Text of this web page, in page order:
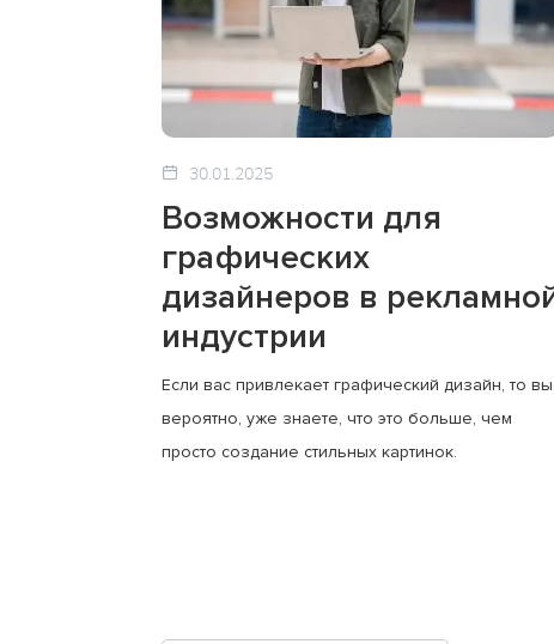
30.01.2025
Возможности для
графических
дизайнеров в
индустрии
Если вас привлекает графический дизайн, то вы,
вероятно, уже знаете, что это больше, чем
просто создание стильных картинок.